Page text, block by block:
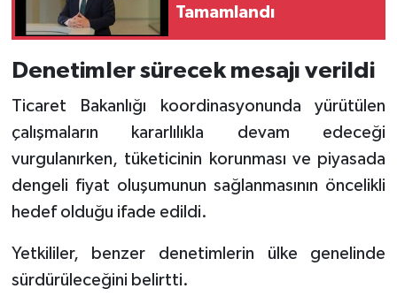
Tamamlandı
Denetimler sürecek mesajı verildi
Ticaret Bakanlığı koordinasyonunda yürütülen
çalışmaların kararlılıkla devam edeceği
vurgulanırken, tüketicinin korunması ve piyasada
dengeli fiyat oluşumunun sağlanmasının öncelikli
hedef olduğu ifade edildi.
Yetkililer, benzer denetimlerin ülke genelinde
sürdürüleceğini belirtti.